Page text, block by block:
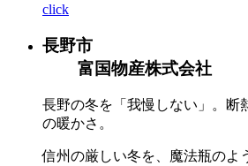
click
長野市
富国物産株式会社
長野の冬を「我慢しない」。断
の暖かさ。
信州の厳しい冬を、魔法瓶のよ